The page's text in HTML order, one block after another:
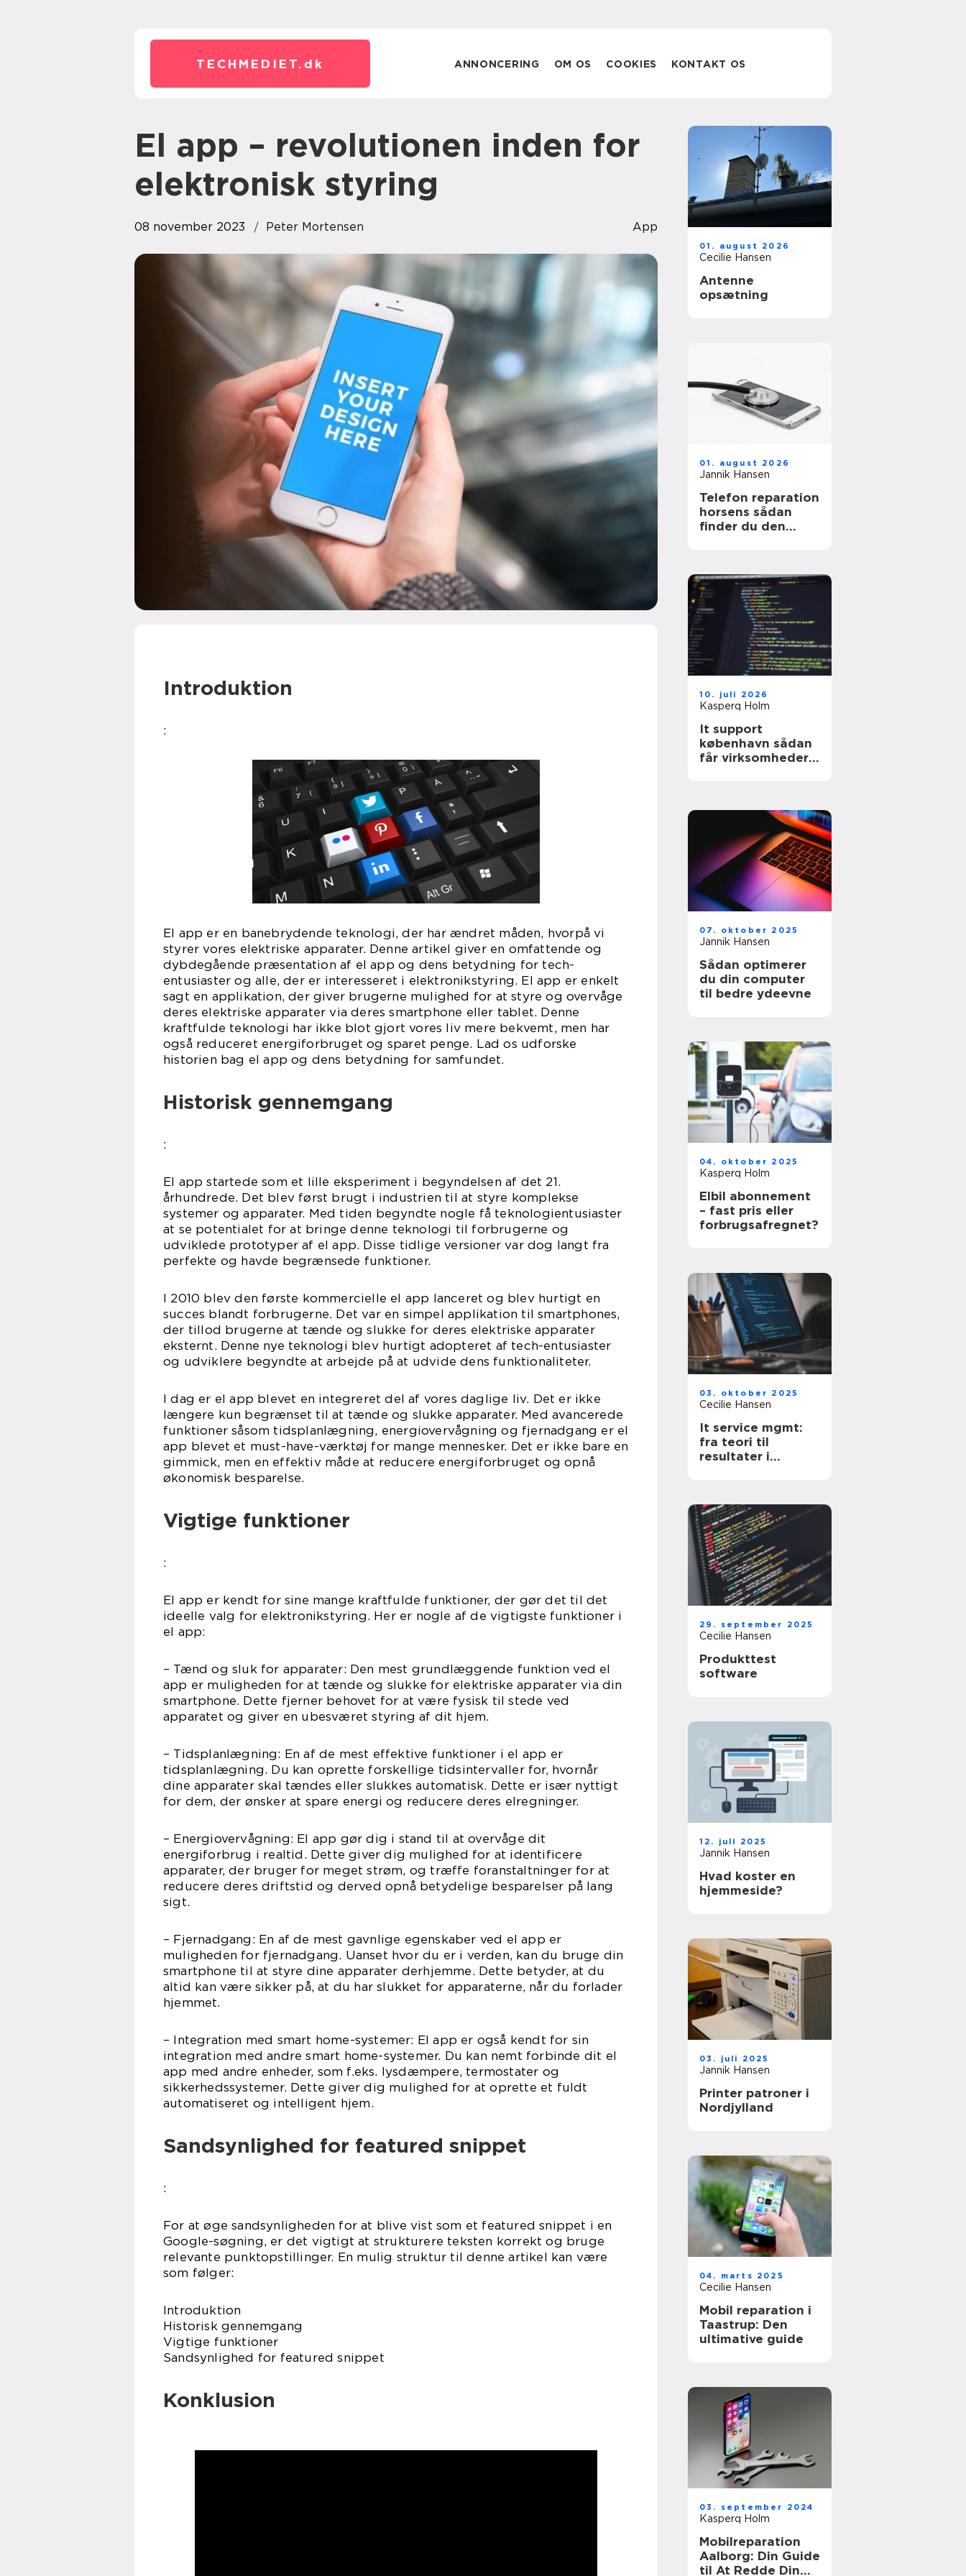
TECHMEDIET. dk ANNONCERING OM OS COOKIES KONTAKT OS
El app – revolutionen inden for
elektronisk styring
08 november 2023 Peter Mortensen App
Introduktion
:
El app er en banebrydende teknologi, der har ændret måden, hvorpå vi
styrer vores elektriske apparater. Denne artikel giver en omfattende og
dybdegående præsentation af el app og dens betydning for tech-
entusiaster og alle, der er interesseret i elektronikstyring. El app er enkelt
sagt en applikation, der giver brugerne mulighed for at styre og overvåge
deres elektriske apparater via deres smartphone eller tablet. Denne
kraftfulde teknologi har ikke blot gjort vores liv mere bekvemt, men har
også reduceret energiforbruget og sparet penge. Lad os udforske
historien bag el app og dens betydning for samfundet.
Historisk gennemgang
:
El app startede som et lille eksperiment i begyndelsen af det 21.
århundrede. Det blev først brugt i industrien til at styre komplekse
systemer og apparater. Med tiden begyndte nogle få teknologientusiaster
at se potentialet for at bringe denne teknologi til forbrugerne og
udviklede prototyper af el app. Disse tidlige versioner var dog langt fra
perfekte og havde begrænsede funktioner.
I 2010 blev den første kommercielle el app lanceret og blev hurtigt en
succes blandt forbrugerne. Det var en simpel applikation til smartphones,
der tillod brugerne at tænde og slukke for deres elektriske apparater
eksternt. Denne nye teknologi blev hurtigt adopteret af tech-entusiaster
og udviklere begyndte at arbejde på at udvide dens funktionaliteter.
I dag er el app blevet en integreret del af vores daglige liv. Det er ikke
længere kun begrænset til at tænde og slukke apparater. Med avancerede
funktioner såsom tidsplanlægning, energiovervågning og fjernadgang er el
app blevet et must-have-værktøj for mange mennesker. Det er ikke bare en
gimmick, men en effektiv måde at reducere energiforbruget og opnå
økonomisk besparelse.
Vigtige funktioner
:
El app er kendt for sine mange kraftfulde funktioner, der gør det til det
ideelle valg for elektronikstyring. Her er nogle af de vigtigste funktioner i
el app:
– Tænd og sluk for apparater: Den mest grundlæggende funktion ved el
app er muligheden for at tænde og slukke for elektriske apparater via din
smartphone. Dette fjerner behovet for at være fysisk til stede ved
apparatet og giver en ubesværet styring af dit hjem.
– Tidsplanlægning: En af de mest effektive funktioner i el app er
tidsplanlægning. Du kan oprette forskellige tidsintervaller for, hvornår
dine apparater skal tændes eller slukkes automatisk. Dette er især nyttigt
for dem, der ønsker at spare energi og reducere deres elregninger.
– Energiovervågning: El app gør dig i stand til at overvåge dit
energiforbrug i realtid. Dette giver dig mulighed for at identificere
apparater, der bruger for meget strøm, og træffe foranstaltninger for at
reducere deres driftstid og derved opnå betydelige besparelser på lang
sigt.
– Fjernadgang: En af de mest gavnlige egenskaber ved el app er
muligheden for fjernadgang. Uanset hvor du er i verden, kan du bruge din
smartphone til at styre dine apparater derhjemme. Dette betyder, at du
altid kan være sikker på, at du har slukket for apparaterne, når du forlader
hjemmet.
– Integration med smart home-systemer: El app er også kendt for sin
integration med andre smart home-systemer. Du kan nemt forbinde dit el
app med andre enheder, som f.eks. lysdæmpere, termostater og
sikkerhedssystemer. Dette giver dig mulighed for at oprette et fuldt
automatiseret og intelligent hjem.
Sandsynlighed for featured snippet
:
For at øge sandsynligheden for at blive vist som et featured snippet i en
Google-søgning, er det vigtigt at strukturere teksten korrekt og bruge
relevante punktopstillinger. En mulig struktur til denne artikel kan være
som følger:
Introduktion
Historisk gennemgang
Vigtige funktioner
Sandsynlighed for featured snippet
Konklusion
01. august 2026
Cecilie Hansen
Antenne
opsætning
01. august 2026
Jannik Hansen
Telefon reparation
horsens sådan
finder du den
10. juli 2026
Kasperq Holm
It support
københavn sådan
får virksomheder
07. oktober 2025
Jannik Hansen
Sådan optimerer
du din computer
til bedre ydeevne
04. oktober 2025
Kasperq Holm
Elbil abonnement
– fast pris eller
forbrugsafregnet?
03. oktober 2025
Cecilie Hansen
It service mgmt:
fra teori til
resultater i
29. september 2025
Cecilie Hansen
Produkttest
software
12. juli 2025
Jannik Hansen
Hvad koster en
hjemmeside?
03. juli 2025
Jannik Hansen
Printer patroner i
Nordjylland
04. marts 2025
Cecilie Hansen
Mobil reparation i
Taastrup: Den
ultimative guide
03. september 2024
Kasperq Holm
Mobilreparation
Aalborg: Din Guide
til At Redde Din